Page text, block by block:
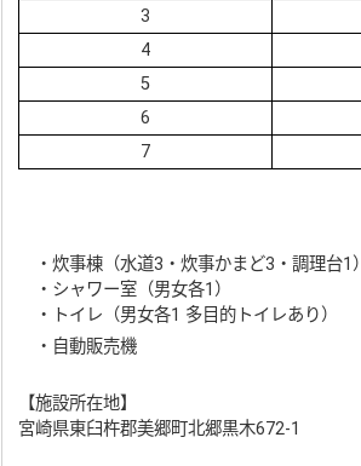
3
4
5
6
7
・炊事棟（水道3・炊事かまど3・調理台1）
・シャワー室（男女各1）
・トイレ（男女各1 多目的トイレあり）
・自動販売機
【施設所在地】
宮崎県東臼杵郡美郷町北郷黒木672-1